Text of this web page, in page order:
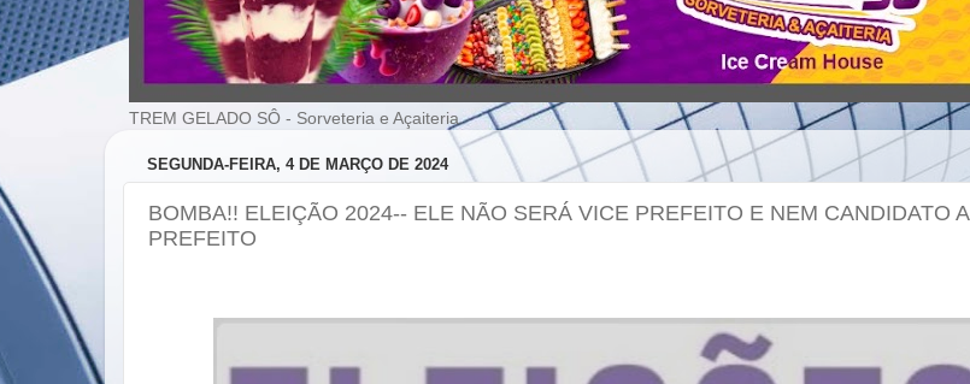
TREM GELADO SÔ - Sorveteria e Açaiteria
SEGUNDA-FEIRA, 4 DE MARÇO DE 2024
BOMBA!! ELEIÇÃO 2024-- ELE NÃO SERÁ VICE PREFEITO E NEM CANDIDATO A
PREFEITO